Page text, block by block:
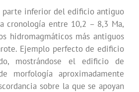
parte inferior del edificio antiguo
cronología entre 10,2 – 8,3 Ma,
hidromagmáticos más antiguos
Ejemplo perfecto de edificio
mostrándose el edificio de
morfología aproximadamente
sobre la que se apoyan